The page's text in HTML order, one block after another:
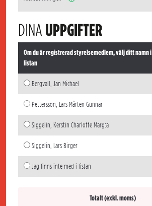
DINA UPPGIFTER
Om du är registrerad styrelsemedlem, välj ditt namn i
listan
Bergvall, Jan Michael
Pettersson, Lars Mårten Gunnar
Siggelin, Kerstin Charlotte Marg:a
Siggelin, Lars Birger
Jag finns inte med i listan
Totalt (exkl. moms)